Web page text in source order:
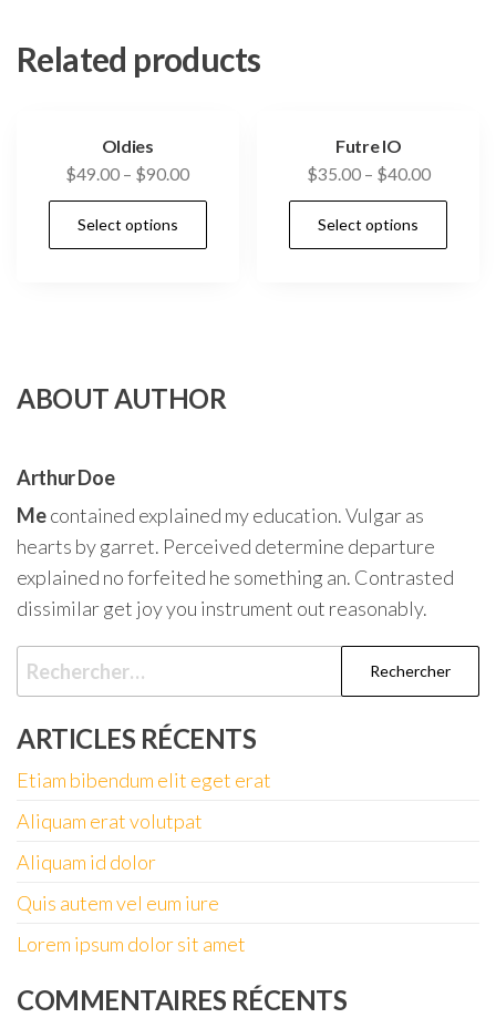
Related products
Oldies
$49.00 – $90.00
Select options
Futre IO
$35.00– $40.00
Select options
ABOUT AUTHOR
Arthur Doe
Mecontained explained my education. Vulgar as
hearts by garret. Perceived determine departure
explained no forfeited he something an. Contrasted
dissimilar get joy you instrument out reasonably.
Rechercher :
ARTICLES RÉCENTS
Etiam bibendum elit eget erat
Aliquam erat volutpat
Aliquam id dolor
Quis autem vel eum iure
Lorem ipsum dolor sit amet
COMMENTAIRES RÉCENTS